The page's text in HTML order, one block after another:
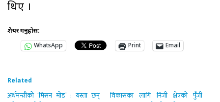
थिए ।
शेयर गर्नुहोस:
WhatsApp
Print Email
Related
अर्थमन्त्रीको ‘मिसन मोड’ : यस्ता छन्
विकासका लागि निजी क्षेत्रको पुँजी